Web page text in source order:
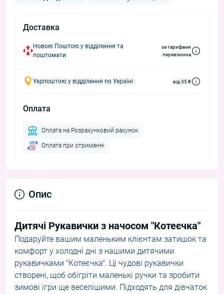
Доставка
Новою Поштою у відділення та
поштомати
за тарифами
перевізника
Укрпоштою у відділення по Україні від 35 ₴
Оплата
Оплата на Розрахунковий рахунок
Оплата при отриманні
Опис
Дитячі Рукавички з начосом "Котеєчка"
Подаруйте вашим маленьким клієнтам затишок та
комфорт у холодні дні з нашими дитячими
рукавичками "Котеєчка". Ці чудові рукавички
створені, щоб обігріти маленькі ручки та зробити
зимові ігри ще веселішими. Підходять для дівчаток